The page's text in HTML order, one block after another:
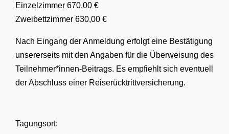
Einzelzimmer 670,00 €
Zweibettzimmer 630,00 €
Nach Eingang der Anmeldung erfolgt eine Bestätigung
unsererseits mit den Angaben für die Überweisung des
Teilnehmer*innen-Beitrags. Es empfiehlt sich eventuell
der Abschluss einer Reiserücktrittversicherung.
Tagungsort: